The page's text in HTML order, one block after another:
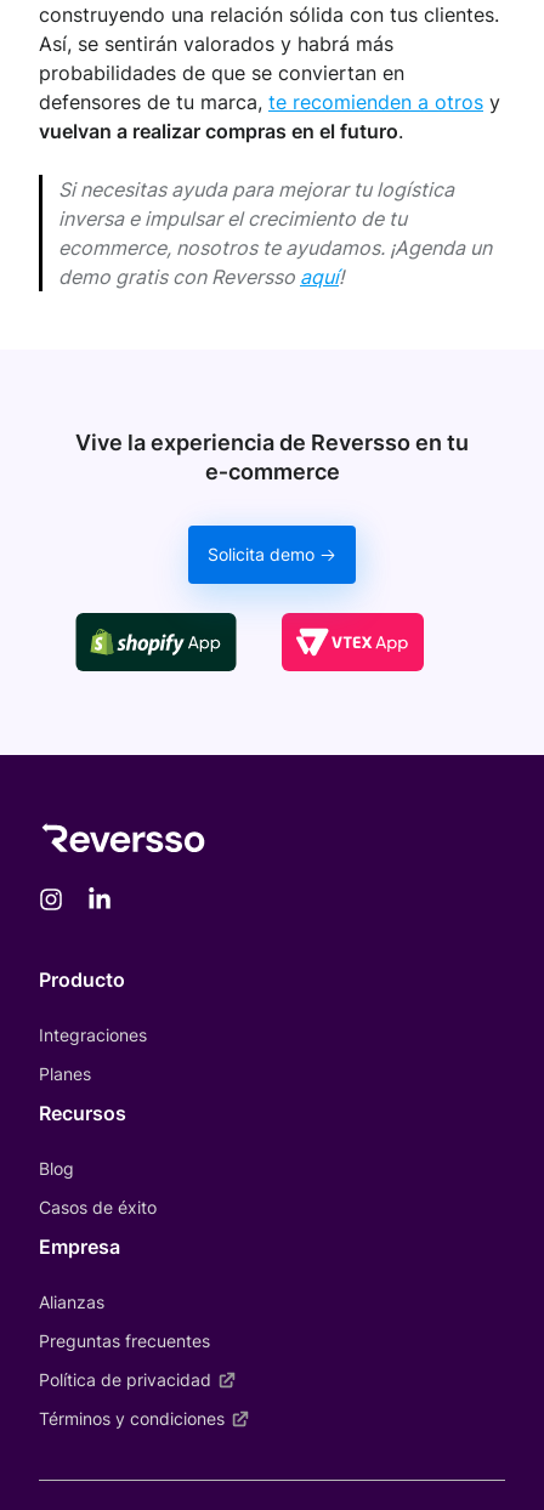
construyendo una relación sólida con tus clientes.
Así, se sentirán valorados y habrá más
probabilidades de que se conviertan en
defensores de tu marca, te recomienden a otros y
vuelvan a realizar compras en el futuro.
Si necesitas ayuda para mejorar tu logística
inversa e impulsar el crecimiento de tu
ecommerce, nosotros te ayudamos. ¡Agenda un
demo gratis con Reversso aquí!
Vive la experiencia de Reversso en tu
e‑commerce
Solicita demo
Producto
Integraciones
Planes
Recursos
Blog
Casos de éxito
Empresa
Alianzas
Preguntas frecuentes
Política de privacidad
Términos y condiciones